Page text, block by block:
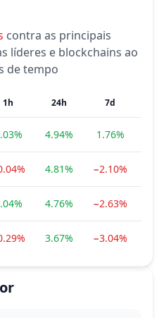
contra as principais
líderes e blockchains ao
de tempo
1h 24h 7d
4.94% 1.76%
4.81% −2.10%
4.76% −2.63%
3.67% −3.04%